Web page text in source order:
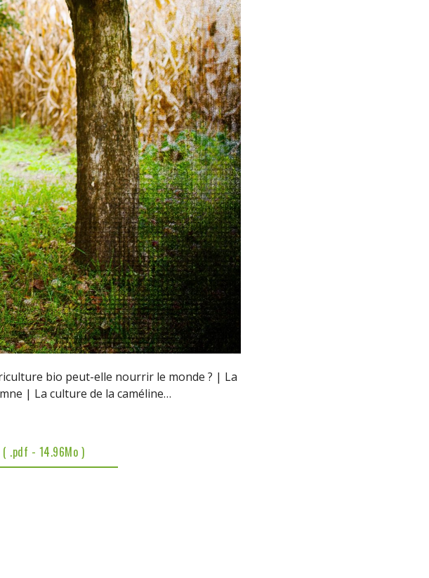
bio peut-elle nourrir le monde ? | La
| La culture de la caméline…
.pdf - 14.96Mo )